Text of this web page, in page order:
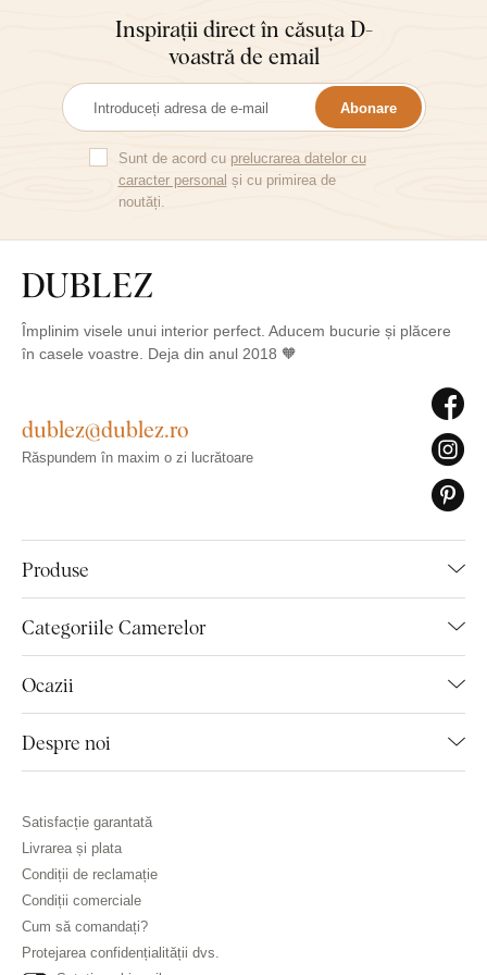
Inspirații direct în căsuța D-
voastră de email
Abonare
Sunt de acord cu prelucrarea datelor cu
caracter personal și cu primirea de
noutăți.
Împlinim visele unui interior perfect. Aducem bucurie și plăcere
în casele voastre. Deja din anul 2018 🧡
Produse
Categoriile Camerelor
Ocazii
Despre noi
dublez@dublez.ro
Răspundem în maxim o zi lucrătoare
Satisfacție garantată
Livrarea și plata
Condiții de reclamație
Condiții comerciale
Cum să comandați?
Protejarea confidențialității dvs.